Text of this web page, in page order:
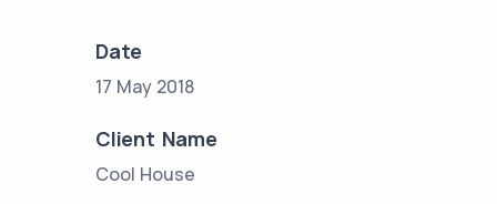
Date
17 May 2018
Client Name
Cool House